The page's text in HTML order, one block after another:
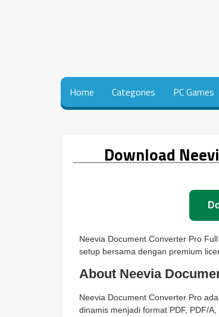
Home Categories PC Games
Download
Neevia Document Converter Pro
setup bersama dengan premium
About Neevia
Neevia Document Converter Pro
dinamis menjadi format PDF, PDF/